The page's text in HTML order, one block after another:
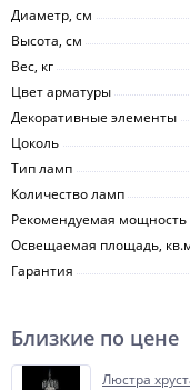
Диаметр, см
Высота, см
Вес, кг
Цвет арматуры
Декоративные элементы
Цоколь
Тип ламп
Количество ламп
Рекомендуемая мощность
Освещаемая площадь,
Гарантия
Близкие по цене
Люстра